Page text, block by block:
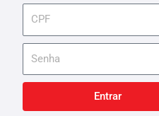
cpf
senha
Entrar